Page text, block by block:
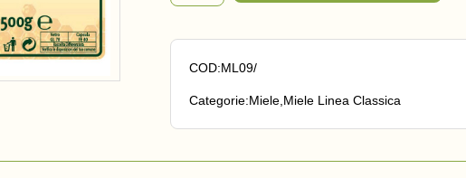
COD:ML09/
Categorie:Miele Miele Linea Classica